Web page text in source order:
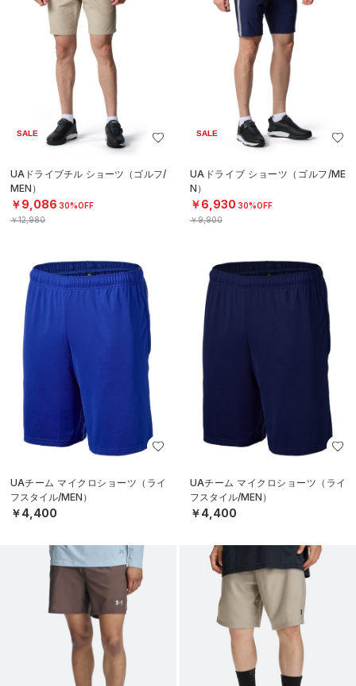
SALE
UAドライブチル ショーツ（ゴルフ/
MEN）
￥9,086 30%OFF
￥12,980
SALE
UAドライブ ショーツ（ゴルフ/ME
N）
￥6,930 30%OFF
￥9,900
UAチーム マイクロショーツ（ライ
フスタイル/MEN）
￥4,400
UAチーム マイクロショーツ（ライ
フスタイル/MEN）
￥4,400